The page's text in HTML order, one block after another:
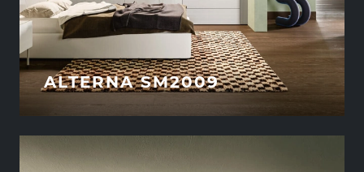
ALTERNA SM2009